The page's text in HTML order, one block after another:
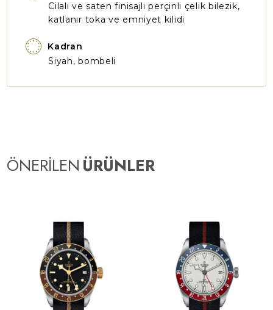
Cilalı ve saten finisajlı perçinli çelik bilezik,
katlanır toka ve emniyet kilidi
Kadran
Siyah, bombeli
ÖNERİLEN ÜRÜNLER